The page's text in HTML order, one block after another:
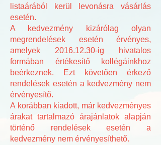
listaárából kerül levonásra vásárlás
esetén.
A kedvezmény kizárólag olyan
megrendelések esetén érvényes,
amelyek 2016.12.30-ig hivatalos
formában értékesítő kollégáinkhoz
beérkeznek. Ezt követően érkező
rendelések esetén a kedvezmény nem
érvényesítő.
A korábban kiadott, már kedvezményes
árakat tartalmazó árajánlatok alapján
történő rendelések esetén a
kedvezmény nem érvényesíthető.